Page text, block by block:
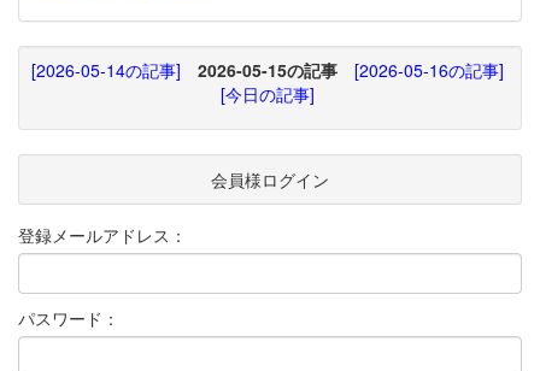
[2026-05-14の記事] 2026-05-15の記事
[2026-05-16の記事]
[今日の記事]
会員様ログイン
登録メールアドレス：
パスワード：